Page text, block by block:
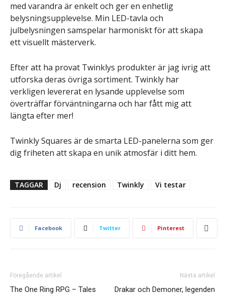
med varandra är enkelt och ger en enhetlig
belysningsupplevelse. Min LED-tavla och
julbelysningen samspelar harmoniskt för att skapa
ett visuellt mästerverk.
Efter att ha provat Twinklys produkter är jag ivrig att
utforska deras övriga sortiment. Twinkly har
verkligen levererat en lysande upplevelse som
överträffar förväntningarna och har fått mig att
längta efter mer!
Twinkly Squares är de smarta LED-panelerna som ger
dig friheten att skapa en unik atmosfär i ditt hem.
TAGGAR Dj recension Twinkly Vi testar
Facebook Twitter Pinterest
Föregående artikel
The One Ring RPG – Tales
Nästa artikel
Drakar och Demoner, legenden